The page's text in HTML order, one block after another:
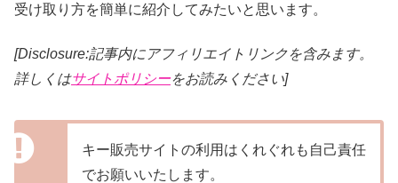
受け取り方を簡単に紹介してみたいと思います。
[Disclosure:記事内にアフィリエイトリンクを含みます。
詳しくはサイトポリシーをお読みください]
キー販売サイトの利用はくれぐれも自己責任
でお願いいたします。